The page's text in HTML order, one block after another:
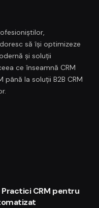
să își optimizeze
și soluții
ce înseamnă CRM
la soluții B2B CRM
Practici CRM pentru